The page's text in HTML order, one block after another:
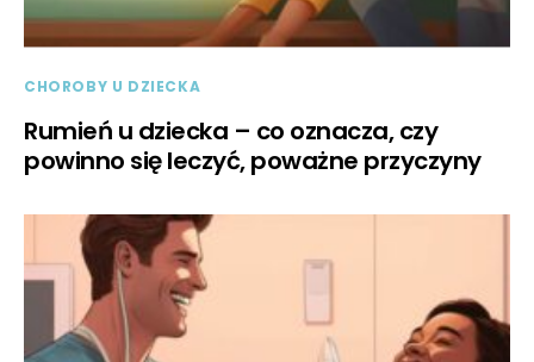
CHOROBY U DZIECKA
Rumień u dziecka – co oznacza, czy
powinno się leczyć, poważne przyczyny